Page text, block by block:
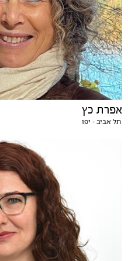
אפרת כץ
תל אביב - יפו